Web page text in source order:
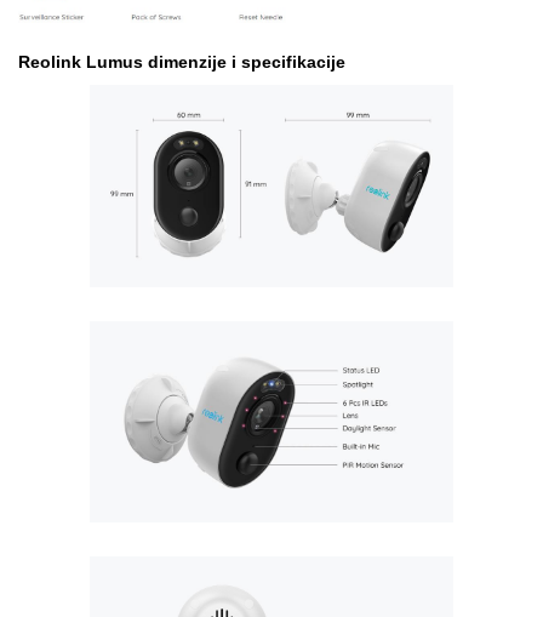
Reolink Lumus dimenzije i specifikacije